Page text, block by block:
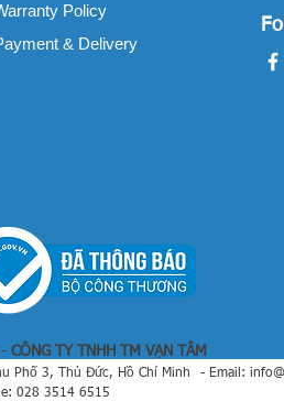
Policy
& Delivery
CÔNG TY TNHH TM VẠN TÂM
Phố 3, Thủ Đức, Hồ Chí Minh - Email:
028 3514 6515